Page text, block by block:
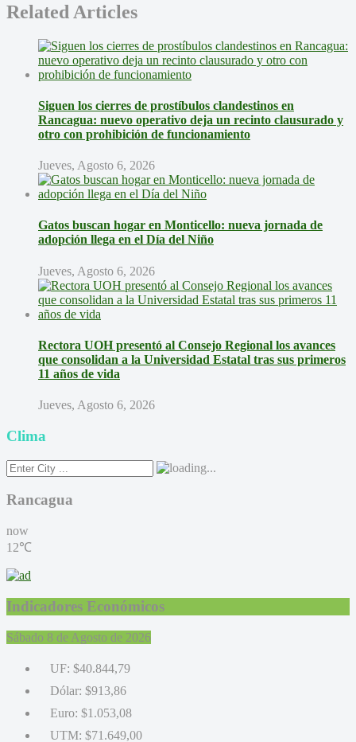
Related Articles
Siguen los cierres de prostíbulos clandestinos en
Rancagua: nuevo operativo deja un recinto clausurado y
otro con prohibición de funcionamiento
Jueves, Agosto 6, 2026
Gatos buscan hogar en Monticello: nueva jornada de
adopción llega en el Día del Niño
Jueves, Agosto 6, 2026
Rectora UOH presentó al Consejo Regional los avances
que consolidan a la Universidad Estatal tras sus primeros
11 años de vida
Jueves, Agosto 6, 2026
Clima
Rancagua
now
12℃
Indicadores Económicos
Sábado 8 de Agosto de 2026
UF: $40.844,79
Dólar: $913,86
Euro: $1.053,08
UTM: $71.649,00